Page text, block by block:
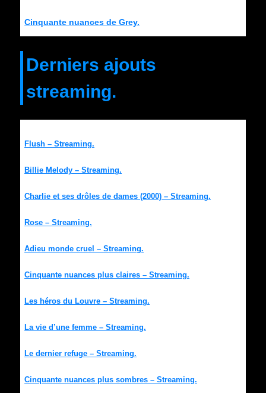
Cinquante nuances de Grey.
Derniers ajouts
streaming.
Flush – Streaming.
Billie Melody – Streaming.
Charlie et ses drôles de dames (2000) – Streaming.
Rose – Streaming.
Adieu monde cruel – Streaming.
Cinquante nuances plus claires – Streaming.
Les héros du Louvre – Streaming.
La vie d’une femme – Streaming.
Le dernier refuge – Streaming.
Cinquante nuances plus sombres – Streaming.